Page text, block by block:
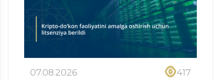
07.08.2026 417